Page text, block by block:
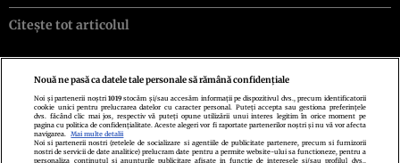
Citește tot articolul
Politica de confidenţialitatePolitica de cookiesTermeni şi condiţii
Echipa redacționalăContactSetări Cookies
Nouă ne pasă ca datele tale personale să rămână confidențiale
Noi și partenerii noștri1019 stocăm și/sau accesăm informații pe dispozitivul dvs., precum identificatorii
cookie unici pentru prelucrarea datelor cu caracter personal. Puteți accepta sau gestiona preferințele
dvs. făcând clic mai jos, respectiv vă puteți opune utilizării unui interes legitim în orice moment pe
pagina cu politica de confidențialitate. Aceste alegeri vor fi raportate partenerilor noștri și nu vă vor afecta
navigarea.
Mai multe detalii
Noi si partenerii nostri (retelele de socializare si agentiile de publicitate partenere, precum si furnizorii
nostri de servicii de date analitice) prelucram date pentru a permite website-ului sa functioneze, pentru a
personaliza continutul si anunturile publicitare afisate in functie de interesele si/sau profilul dvs.,